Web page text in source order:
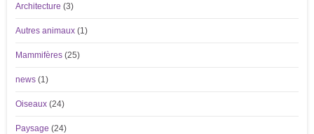
Architecture (3)
Autres animaux (1)
Mammifères (25)
news (1)
Oiseaux (24)
Paysage (24)